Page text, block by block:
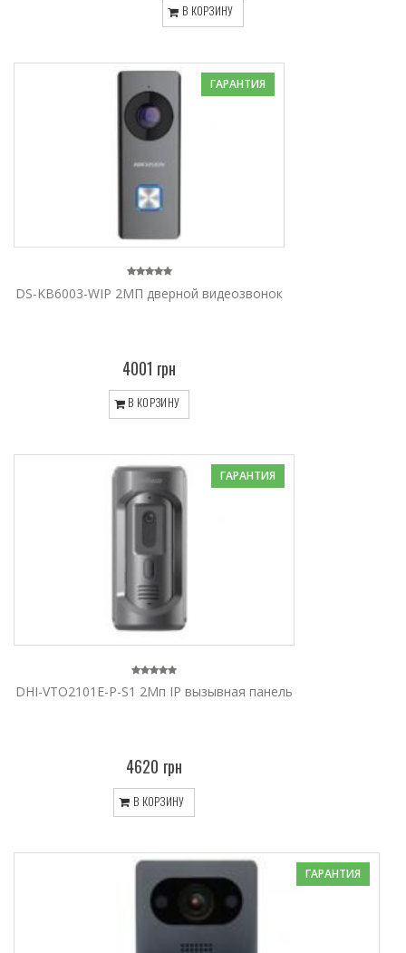
В КОРЗИНУ
ГАРАНТИЯ
DS-KB6003-WIP 2МП дверной видеозвонок
4001 грн
В КОРЗИНУ
ГАРАНТИЯ
DHI-VTO2101E-P-S1 2Мп IP вызывная панель
4620 грн
В КОРЗИНУ
ГАРАНТИЯ